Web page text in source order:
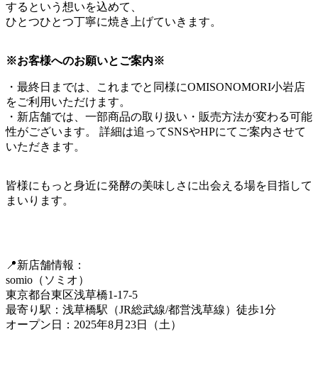
するという想いを込めて、
ひとつひとつ丁寧に焼き上げていきます。
※お客様へのお願いとご案内※
・最終日までは、これまでと同様にOMISONOMORI小岩店
をご利用いただけます。
・新店舗では、一部商品の取り扱い・販売方法が変わる可能
性がございます。 詳細は追ってSNSやHPにてご案内させて
いただきます。
皆様にもっと身近に発酵の美味しさに出会える場を目指して
まいります。
📍新店舗情報：
somio（ソミオ）
東京都台東区浅草橋1-17-5
最寄り駅：浅草橋駅（JR総武線/都営浅草線）徒歩1分
オープン日：2025年8月23日（土）